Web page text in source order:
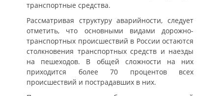
транспортные средства.
Рассматривая структуру аварийности, следует
отметить, что основными видами дорожно-
транспортных происшествий в России остаются
столкновения транспортных средств и наезды
на пешеходов. В общей сложности на них
приходится более 70 процентов всех
происшествий и пострадавших в них.